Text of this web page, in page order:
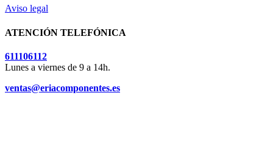
Aviso legal
ATENCIÓN TELEFÓNICA
611106112
Lunes a viernes de 9 a 14h.
ventas@eriacomponentes.es